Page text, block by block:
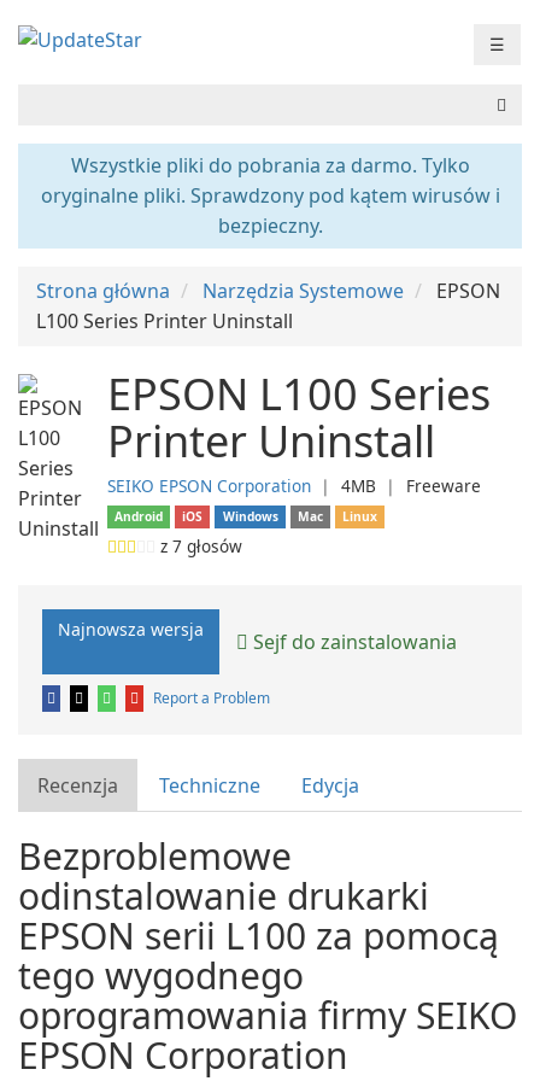
☰
Wszystkie pliki do pobrania za darmo. Tylko
oryginalne pliki. Sprawdzony pod kątem wirusów i
bezpieczny.
Strona główna Narzędzia Systemowe
EPSON
L100 Series Printer Uninstall
EPSON L100 Series
Printer Uninstall
SEIKO EPSON Corporation ❘ 4MB ❘ Freeware
Android iOS Windows Mac Linux
z 7 głosów
Najnowsza wersja Sejf do zainstalowania
Report a Problem
Recenzja Techniczne Edycja
Bezproblemowe
odinstalowanie drukarki
EPSON serii L100 za pomocą
tego wygodnego
oprogramowania firmy SEIKO
EPSON Corporation